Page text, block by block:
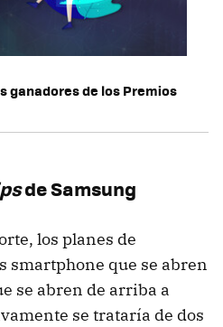
ganadores de los Premios
de Samsung
los planes de
smartphone que se abren
se abren de arriba a
se trataría de dos